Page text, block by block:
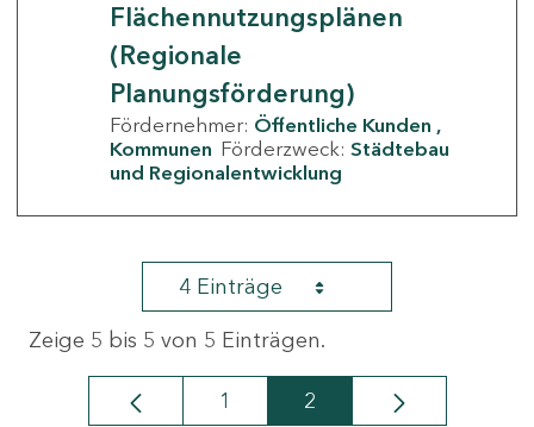
Flächennutzungsplänen
(Regionale
Planungsförderung)
Fördernehmer: Öffentliche Kunden
Kommunen Förderzweck: Städtebau
und Regionalentwicklung
4 Einträge
Zeige 5 bis 5 von 5 Einträgen.
Seite
1 Seite
2